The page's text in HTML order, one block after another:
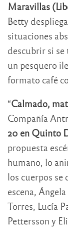
Maravillas
Betty
situaciones
descubrir si
un pesquero
formato café
“Calmado,
Compañía
20 en Quinto
propuesta
humano, lo
los cuerpos se
escena,
Torres, Lucía
Pettersson y